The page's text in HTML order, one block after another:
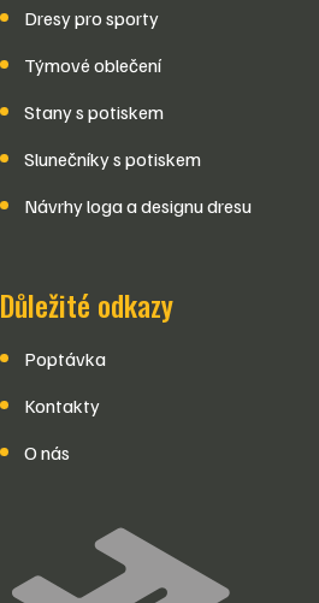
Dresy pro sporty
Týmové oblečení
Stany s potiskem
Slunečníky s potiskem
Návrhy loga a designu dresu
Důležité odkazy
Poptávka
Kontakty
O nás